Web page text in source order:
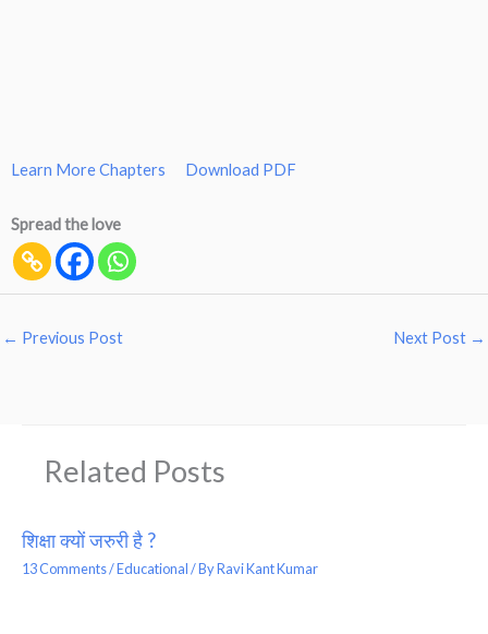
Learn More Chapters Download PDF
Spread the love
← Previous Post Next Post →
Related Posts
शिक्षा क्यों जरुरी है ?
13 Comments/Educational/ ByRavi Kant Kumar